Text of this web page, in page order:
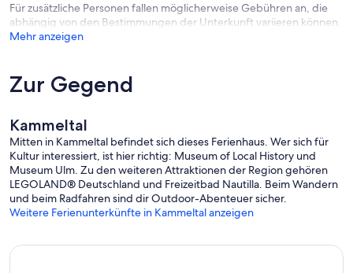
Für zusätzliche Personen fallen möglicherweise Gebühren an, die
abhängig von den Bestimmungen der Unterkunft variieren können.
Mehr anzeigen
Zur Gegend
Kammeltal
Mitten in Kammeltal befindet sich dieses Ferienhaus. Wer sich für
Kultur interessiert, ist hier richtig: Museum of Local History und
Museum Ulm. Zu den weiteren Attraktionen der Region gehören
LEGOLAND® Deutschland und Freizeitbad Nautilla. Beim Wandern
und beim Radfahren sind dir Outdoor-Abenteuer sicher.
Weitere Ferienunterkünfte in Kammeltal anzeigen